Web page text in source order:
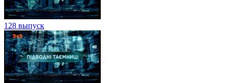
128 выпуск